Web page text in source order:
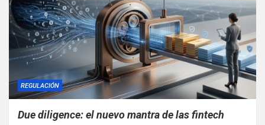
REGULACIÓN
Due diligence: el nuevo mantra de las fintech